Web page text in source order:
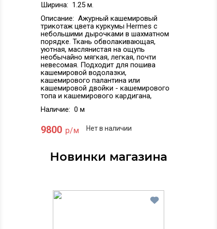
Ширина: 1.25 м.
Описание: Ажурный кашемировый
трикотаж цвета куркумы Hermes с
небольшими дырочками в шахматном
порядке. Ткань обволакивающая,
уютная, маслянистая на ощупь
необычайно мягкая, легкая, почти
невесомая. Подходит для пошива
кашемировой водолазки,
кашемирового палантина или
кашемировой двойки - кашемирового
топа и кашемирового кардигана,
Наличие: 0 м
9800 р/м Нет в наличии
Новинки магазина